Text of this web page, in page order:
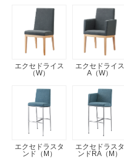
エクセドライス
（W）
エクセドライス
A（W）
エクセドラスタ
ンド（M）
エクセドラスタ
ンドRA（M）